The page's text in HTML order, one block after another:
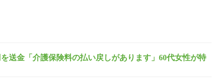
送金「介護保険料の払い戻しがあります」60代女性が特